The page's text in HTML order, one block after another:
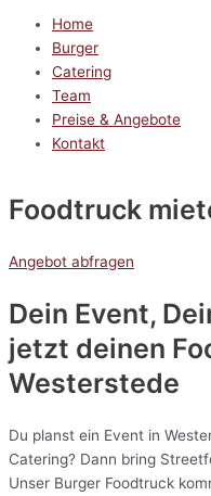
Home
Burger
Catering
Team
Preise & Angebote
Kontakt
Foodtruck
Angebot abfragen
Dein Event,
jetzt deinen
Westerstede
Du planst ein Event in
Catering? Dann bring
Unser Burger Foodtruck